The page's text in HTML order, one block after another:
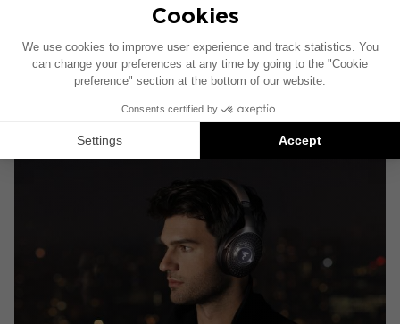
表面处理与这款尖端高保真、有源和连接扬声器原有的灰色